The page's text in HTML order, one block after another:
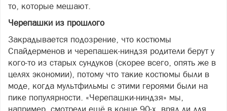
то, которые мешают.
Черепашки из прошлого
Закрадывается подозрение, что костюмы
Спайдерменов и черепашек-ниндзя родители берут у
кого-то из старых сундуков (скорее всего, опять же в
целях экономии), потому что такие костюмы были в
моде, когда мультфильмы с этими героями были на
пике популярности. «Черепашки-ниндзя» мы,
например, смотрели ещё в конце 90-х, вряд ли для